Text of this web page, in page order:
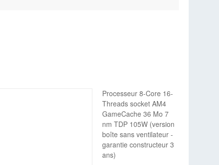
Processeur 8-Core 16-
Threads socket AM4
GameCache 36 Mo 7
nm TDP 105W (version
boîte sans ventilateur -
garantie constructeur 3
ans)